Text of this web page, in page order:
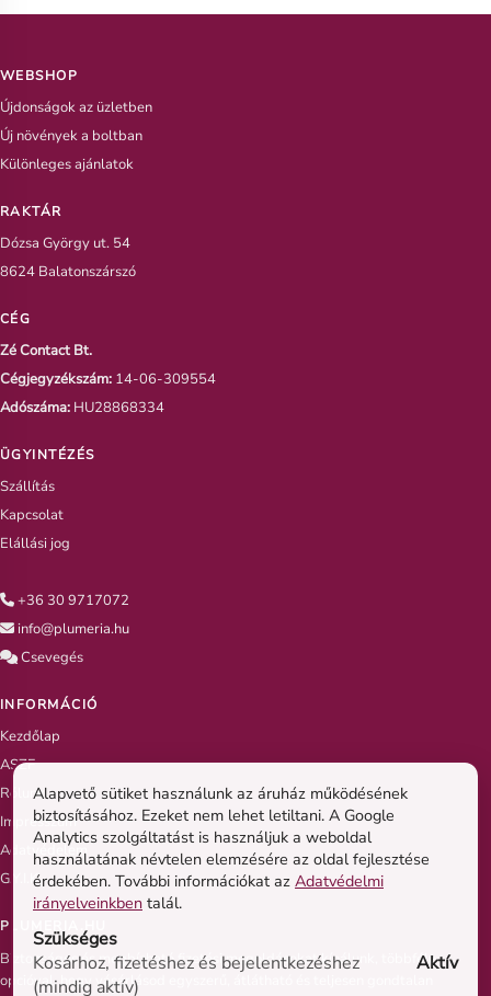
WEBSHOP
Újdonságok az üzletben
Új növények a boltban
Különleges ajánlatok
RAKTÁR
Dózsa György ut. 54
8624 Balatonszárszó
CÉG
Zé Contact Bt.
Cégjegyzékszám: 14-06-309554
Adószáma: HU28868334
ÜGYINTÉZÉS
Szállítás
Kapcsolat
Elállási jog
+36 30 9717072
info@plumeria.hu
Csevegés
INFORMÁCIÓ
Kezdőlap
ASZF
Rólunk
Impresszum
Adatvédelem
G.Y.I.K
PLUMERIA.HU
Biztonságos és megbízható fizetési megoldásokat kínálunk, többféle
opcióval, hogy vásárlásod egyszerű, átlátható és teljesen gondtalan
Alapvető sütiket használunk az áruház működésének
biztosításához. Ezeket nem lehet letiltani. A Google
Analytics szolgáltatást is használjuk a weboldal
használatának névtelen elemzésére az oldal fejlesztése
érdekében. További információkat az Adatvédelmi
irányelveinkben talál.
Szükséges
Kosárhoz, fizetéshez és bejelentkezéshez
(mindig aktív)
Aktív